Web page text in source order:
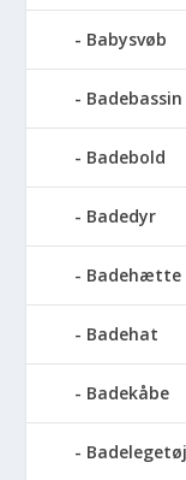
Babysvøb
Badebassin
Badebold
Badedyr
Badehætte
Badehat
Badekåbe
Badelegetøj